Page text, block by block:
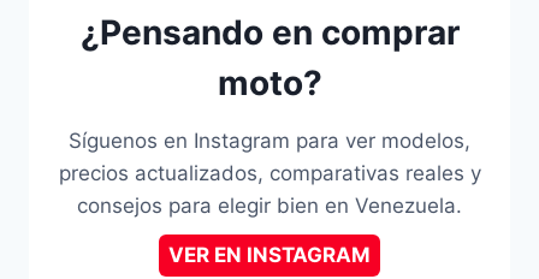
¿Pensando en comprar
moto?
Síguenos en Instagram para ver modelos,
precios actualizados, comparativas reales y
consejos para elegir bien en Venezuela.
VER EN INSTAGRAM